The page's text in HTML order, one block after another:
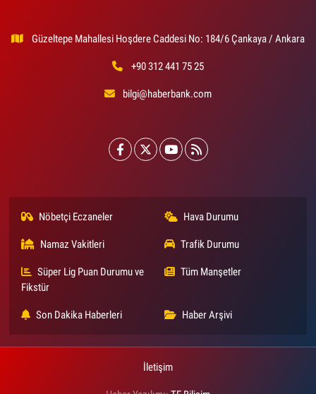
Güzeltepe Mahallesi Hoşdere Caddesi No: 184/6 Çankaya / Ankara
+90 312 441 75 25
bilgi@haberbank.com
Nöbetçi Eczaneler Hava Durumu
Namaz Vakitleri Trafik Durumu
Süper Lig Puan Durumu ve
Fikstür
Tüm Manşetler
Son Dakika Haberleri Haber Arşivi
İletişim